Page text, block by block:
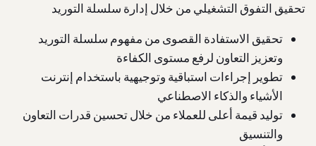
تحقيق التفوق التشغيلي من خلال إدارة سلسلة التوريد
تحقيق الاستفادة القصوى من مفهوم سلسلة التوريد
وتعزيز التعاون لرفع مستوى الكفاءة
تطوير إجراءات استباقية وتوجيهية باستخدام إنترنت
الأشياء والذكاء الاصطناعي
توليد قيمة أعلى للعملاء من خلال تحسين قدرات التعاون
والتنسيق